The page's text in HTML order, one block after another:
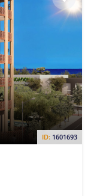
ID: 1601693